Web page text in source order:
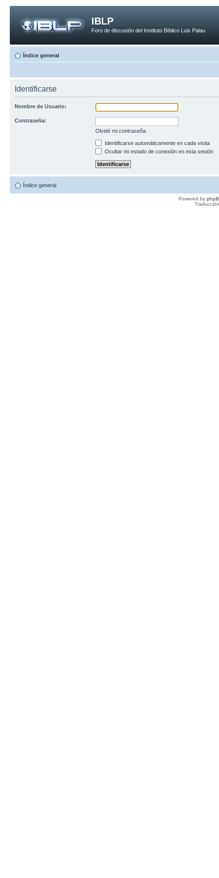
IBLP
Foro de discusión del Instituto Bíblico Luis Palau
Índice general
Identificarse
Nombre de Usuario:
Contraseña:
Olvidé mi contraseña
Identificarse automáticamente en cada visita
Ocultar mi estado de conexión en esta sesión
Índice general
Powered by